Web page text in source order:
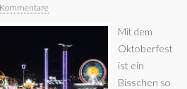
Mit dem
Oktoberfest
ist ein
Bisschen so